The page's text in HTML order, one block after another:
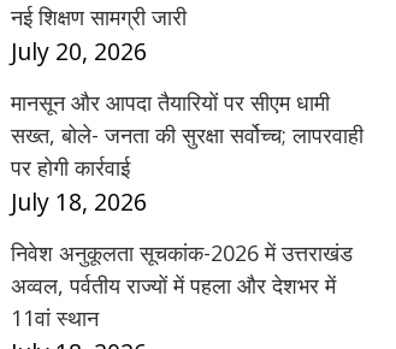
नई शिक्षण सामग्री जारी
July 20, 2026
मानसून और आपदा तैयारियों पर सीएम धामी
सख्त, बोले- जनता की सुरक्षा सर्वोच्च; लापरवाही
पर होगी कार्रवाई
July 18, 2026
निवेश अनुकूलता सूचकांक-2026 में उत्तराखंड
अव्वल, पर्वतीय राज्यों में पहला और देशभर में
11वां स्थान